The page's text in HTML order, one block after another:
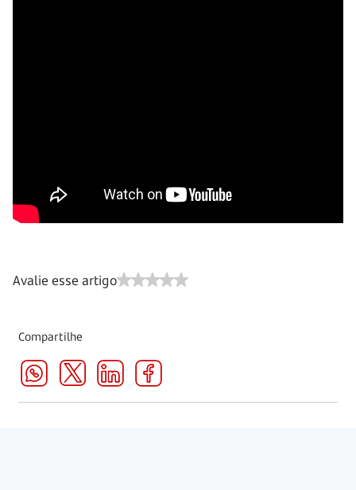
Avalie esse artigo
Compartilhe